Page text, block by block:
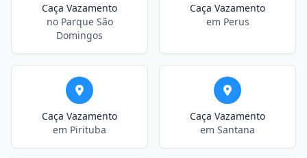
Caça Vazamento
no Parque São
Domingos
Caça Vazamento
em Perus
Caça Vazamento
em Pirituba
Caça Vazamento
em Santana